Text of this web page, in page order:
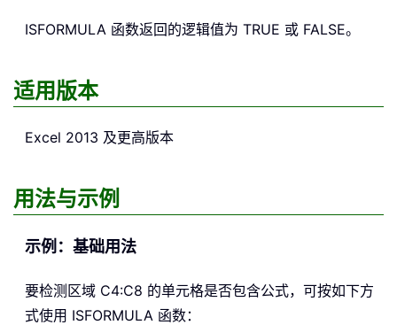
ISFORMULA 函数返回的逻辑值为 TRUE 或 FALSE。
适用版本
Excel 2013 及更高版本
用法与示例
示例：基础用法
要检测区域 C4:C8 的单元格是否包含公式，可按如下方
式使用 ISFORMULA 函数：